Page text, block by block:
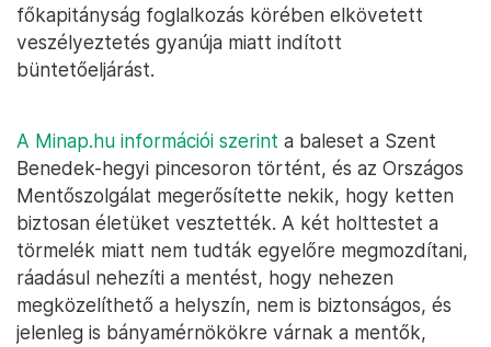
főkapitányság foglalkozás körében elkövetett
veszélyeztetés gyanúja miatt indított
büntetőeljárást.
A Minap.hu információi szerint a baleset a Szent
Benedek-hegyi pincesoron történt, és az Országos
Mentőszolgálat megerősítette nekik, hogy ketten
biztosan életüket vesztették. A két holttestet a
törmelék miatt nem tudták egyelőre megmozdítani,
ráadásul nehezíti a mentést, hogy nehezen
megközelíthető a helyszín, nem is biztonságos, és
jelenleg is bányamérnökökre várnak a mentők,